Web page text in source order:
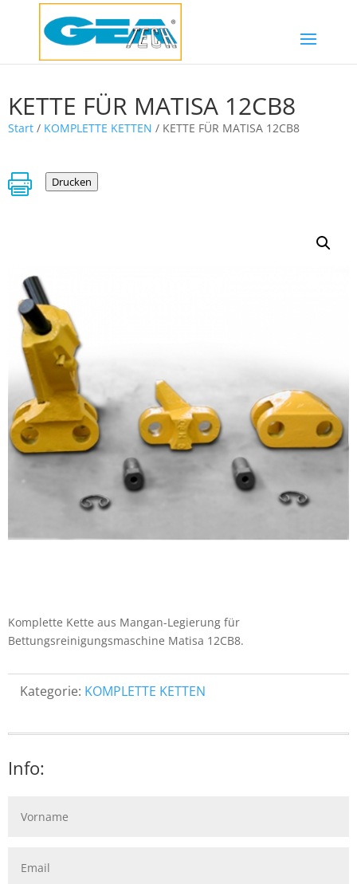
KETTE FÜR MATISA 12CB8
Start / KOMPLETTE KETTEN / KETTE FÜR MATISA 12CB8
 Drucken
Komplette Kette aus Mangan-Legierung für
Bettungsreinigungsmaschine Matisa 12CB8.
Kategorie: KOMPLETTE KETTEN
Info: